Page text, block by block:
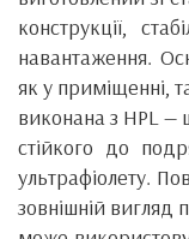
конструкції,
навантаження.
як у приміщенні,
виконана з HPL —
стійкого до
ультрафіолету.
зовнішній вигляд